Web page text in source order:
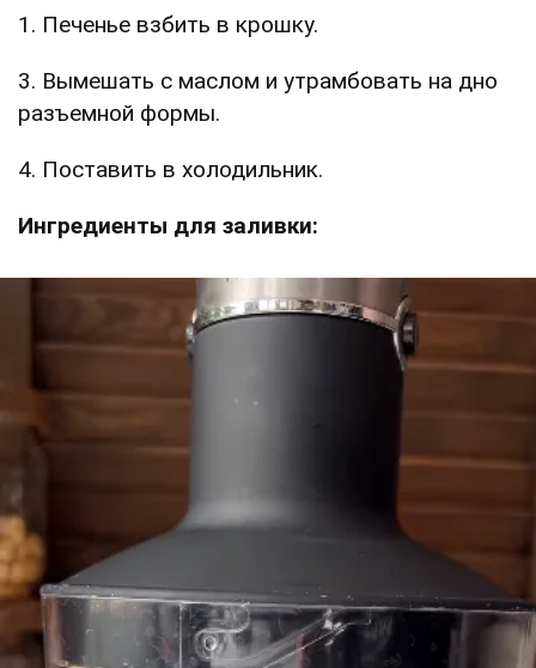
1. Печенье взбить в крошку.
3. Вымешать с маслом и утрамбовать на дно
разъемной формы.
4. Поставить в холодильник.
Ингредиенты для заливки: